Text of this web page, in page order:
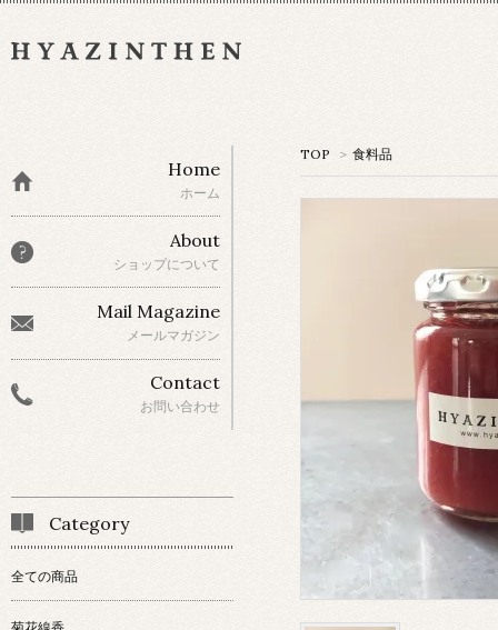
TOP > 食料品
Home
ホーム
About
ショップについて
Mail Magazine
メールマガジン
Contact
お問い合わせ
Category
全ての商品